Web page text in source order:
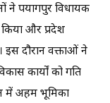
ने पयागपुर विधायक
किया और प्रदेश
दौरान वक्ताओं ने
कार्यों को गति
में अहम भूमिका